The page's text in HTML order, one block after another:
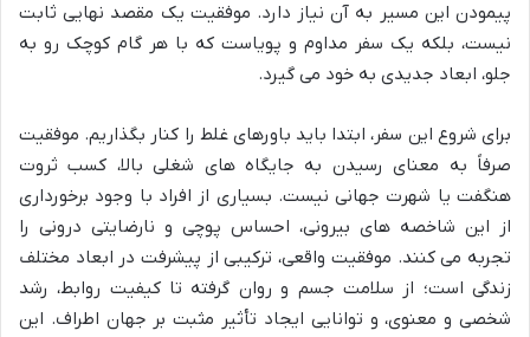
پیمودن این مسیر به آن نیاز دارد. موفقیت یک مقصد نهایی ثابت
نیست، بلکه یک سفر مداوم و پویاست که با هر گام کوچک رو به
جلو، ابعاد جدیدی به خود می گیرد.
برای شروع این سفر، ابتدا باید باورهای غلط را کنار بگذاریم. موفقیت
صرفاً به معنای رسیدن به جایگاه های شغلی بالا، کسب ثروت
هنگفت یا شهرت جهانی نیست. بسیاری از افراد با وجود برخورداری
از این شاخصه های بیرونی، احساس پوچی و نارضایتی درونی را
تجربه می کنند. موفقیت واقعی، ترکیبی از پیشرفت در ابعاد مختلف
زندگی است؛ از سلامت جسم و روان گرفته تا کیفیت روابط، رشد
شخصی و معنوی، و توانایی ایجاد تأثیر مثبت بر جهان اطراف. این